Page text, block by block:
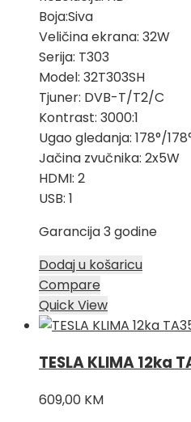
Boja:Siva
Veličina ekrana: 32W
Serija: T303
Model: 32T303SH
Tjuner: DVB-T/T2/C
Kontrast: 3000:1
Ugao gledanja: 178°/
Jačina zvučnika: 2x5W
HDMI: 2
USB: 1
Garancija 3 godine
Dodaj u košaricu
Compare
Quick View
TESLA KLIMA 12ka
609,00 KM